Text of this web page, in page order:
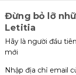
Đừng bỏ lỡ
Letitia
Hãy là người đầu
mới
Nhập địa chỉ email